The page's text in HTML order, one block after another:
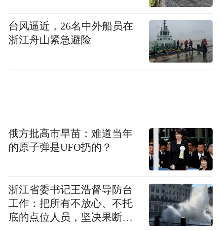
台风逼近，26名中外船员在
浙江舟山紧急避险
俄方批高市早苗：难道当年
的原子弹是UFO扔的？
浙江省委书记王浩督导防台
工作：把所有不放心、不托
底的点位人员，坚决果断转